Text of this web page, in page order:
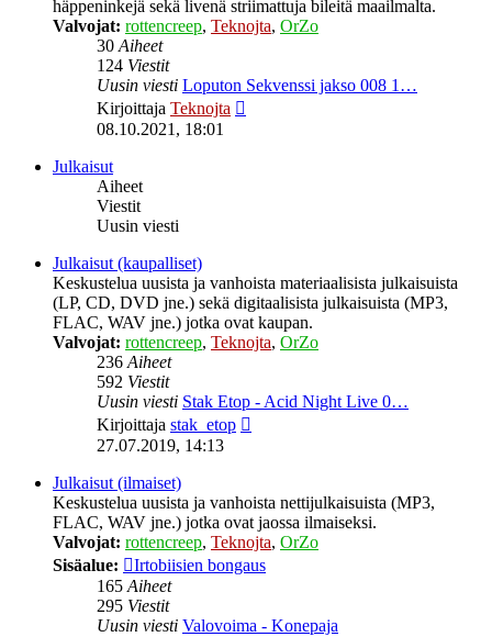
häppeninkejä sekä livenä striimattuja bileitä maailmalta.
Valvojat: rottencreep, Teknojta, OrZo
30Aiheet
124 Viestit
Uusin viesti Loputon Sekvenssi jakso 008 1…
Kirjoittaja Teknojta
08.10.2021, 18:01
Julkaisut
Aiheet
Viestit
Uusin viesti
Julkaisut (kaupalliset)
Keskustelua uusista ja vanhoista materiaalisista julkaisuista
(LP, CD, DVD jne.) sekä digitaalisista julkaisuista (MP3,
FLAC, WAV jne.) jotka ovat kaupan.
Valvojat: rottencreep, Teknojta, OrZo
236Aiheet
592 Viestit
Uusin viesti Stak Etop - Acid Night Live 0…
Kirjoittaja stak_etop
27.07.2019, 14:13
Julkaisut (ilmaiset)
Keskustelua uusista ja vanhoista nettijulkaisuista (MP3,
FLAC, WAV jne.) jotka ovat jaossa ilmaiseksi.
Valvojat: rottencreep, Teknojta, OrZo
Sisäalue:
Irtobiisien bongaus
165Aiheet
295 Viestit
Uusin viesti Valovoima - Konepaja